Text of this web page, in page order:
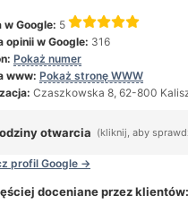
w Google: 5
opinii w Google: 316
Pokaż numer
www: Pokaż stronę WWW
Czaszkowska 8, 62-800
otwarcia (kliknij, aby
profil Google →
doceniane przez klientów: